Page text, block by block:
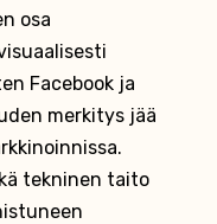
osa
Facebook ja
merkitys jää
tekninen taito